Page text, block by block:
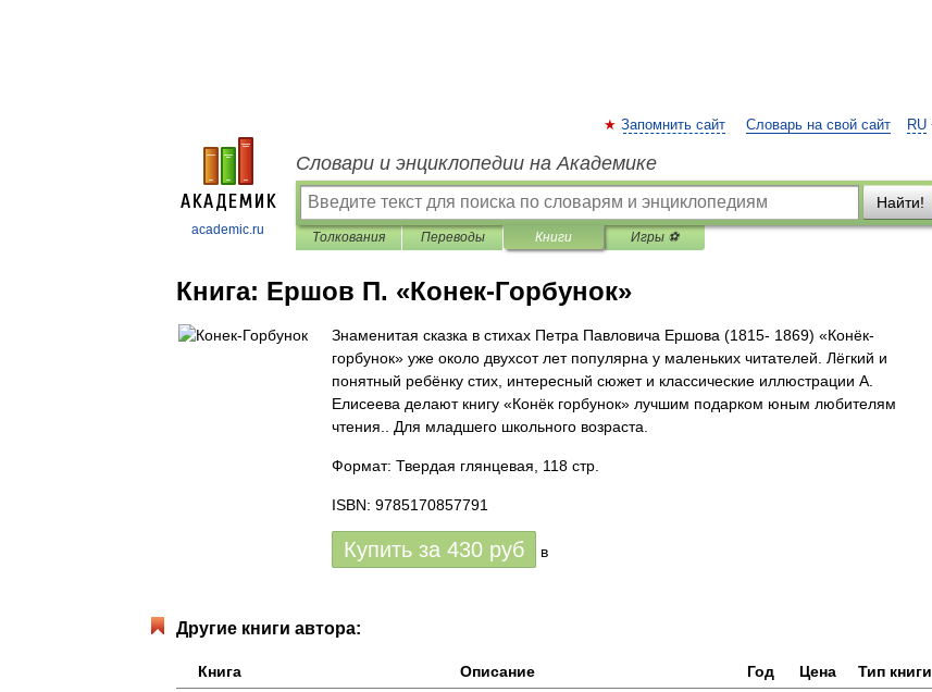
academic.ru
RU
Запомнить сайт Словарь на свой сайт
Словари и энциклопедии на Академике
Найти!
Толкования Переводы Книги Игры ⚽
Книга: Ершов П. «Конек-Горбунок»
Знаменитая сказка в стихах Петра Павловича Ершова (1815- 1869) «Конёк-
горбунок» уже около двухсот лет популярна у маленьких читателей. Лёгкий и
понятный ребёнку стих, интересный сюжет и классические иллюстрации А.
Елисеева делают книгу «Конёк горбунок» лучшим подарком юным любителям
чтения.. Для младшего школьного возраста.
Формат: Твердая глянцевая, 118 стр.
ISBN: 9785170857791
Купить за 430 руб в
Другие книги автора:
Книга Описание Год Цена
Тип книги